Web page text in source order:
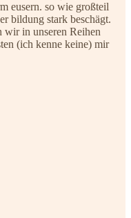
eusern. so wie großteil
bildung stark beschägt.
wir in unseren Reihen
(ich kenne keine) mir